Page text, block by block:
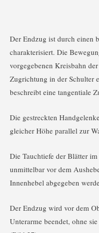
Der Endzug ist durch einen
charakterisiert. Die
vorgegebenen Kreisbahn
Zugrichtung in der Schulter
beschreibt eine tangentiale
Die gestreckten
gleicher Höhe parallel zur
Die Tauchtiefe der Blätter
unmittelbar vor dem
Innenhebel abgegeben
Der Endzug wird vor dem
Unterarme beendet, ohne